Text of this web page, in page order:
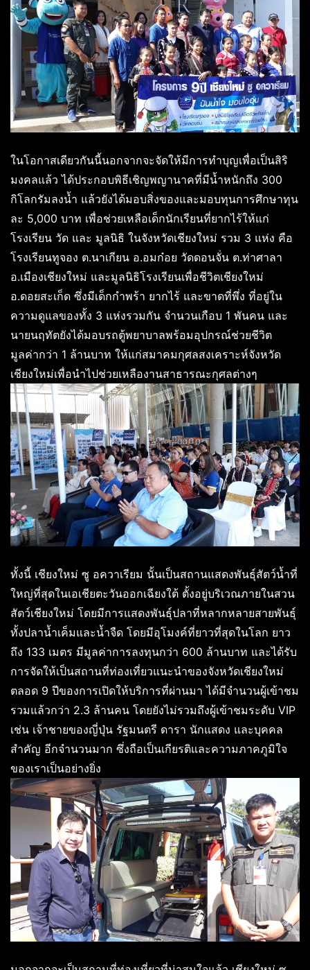
ในโอกาสเดียวกันนี้นอกจากจะจัดให้มีการทำบุญเพื่อเป็นสิริ
มงคลแล้ว ได้ประกอบพิธีเชิญพญานาคที่มีน้ำหนักถึง 300
กิโลกรัมลงน้ำ แล้วยังได้มอบสิ่งของและมอบทุนการศึกษาทุน
ละ 5,000 บาท เพื่อช่วยเหลือเด็กนักเรียนที่ยากไร้ให้แก่
โรงเรียน วัด และ มูลนิธิ ในจังหวัดเชียงใหม่ รวม 3 แห่ง คือ
โรงเรียนทูจอง ต.นาเกียน อ.อมก๋อย วัดดอนจั่น ต.ท่าศาลา
อ.เมืองเชียงใหม่ และมูลนิธิโรงเรียนเพื่อชีวิตเชียงใหม่
อ.ดอยสะเก็ด ซึ่งมีเด็กกำพร้า ยากไร้ และขาดที่พึ่ง ที่อยู่ใน
ความดูแลของทั้ง 3 แห่งรวมกัน จำนวนเกือบ 1 พันคน และ
นายนฤทัตยังได้มอบรถตู้พยาบาลพร้อมอุปกรณ์ช่วยชีวิต
มูลค่ากว่า 1 ล้านบาท ให้แก่สมาคมกุศลสงเคราะห์จังหวัด
เชียงใหม่เพื่อนำไปช่วยเหลืองานสาธารณะกุศลต่างๆ
ทั้งนี้ เชียงใหม่ ซู อควาเรียม นั้นเป็นสถานแสดงพันธุ์สัตว์น้ำที่
ใหญ่ที่สุดในเอเชียตะวันออกเฉียงใต้ ตั้งอยู่บริเวณภายในสวน
สัตว์เชียงใหม่ โดยมีการแสดงพันธุ์ปลาที่หลากหลายสายพันธุ์
ทั้งปลาน้ำเค็มและน้ำจืด โดยมีอุโมงค์ที่ยาวที่สุดในโลก ยาว
ถึง 133 เมตร มีมูลค่าการลงทุนกว่า 600 ล้านบาท และได้รับ
การจัดให้เป็นสถานที่ท่องเที่ยวแนะนำของจังหวัดเชียงใหม่
ตลอด 9 ปีของการเปิดให้บริการที่ผ่านมา ได้มีจำนวนผู้เข้าชม
รวมแล้วกว่า 2.3 ล้านคน โดยยังไม่รวมถึงผู้เข้าชมระดับ VIP
เช่น เจ้าชายของญี่ปุ่น รัฐมนตรี ดารา นักแสดง และบุคคล
สำคัญ อีกจำนวนมาก ซึ่งถือเป็นเกียรติและความภาคภูมิใจ
ของเราเป็นอย่างยิ่ง